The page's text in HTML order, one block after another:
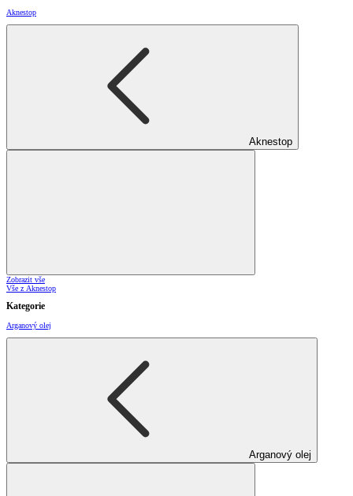
Aknestop
Aknestop
Zobrazit vše
Vše z Aknestop
Kategorie
Arganový olej
Arganový olej